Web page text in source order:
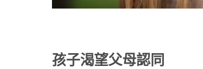
孩子渴望父母認同